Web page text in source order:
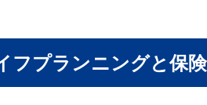
フプランニングと保